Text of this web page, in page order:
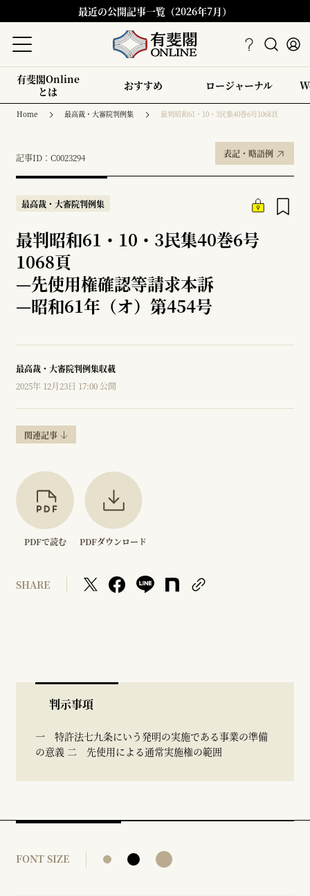
最近の公開記事一覧（2026年7月）
有斐閣Online
とは
おすすめ ロージャーナル
Home 最高裁・大審院判例集 最判昭和61・10・3民集40巻6号1068頁
記事ID：C0023294 表記・略語例
最高裁・大審院判例集
最判昭和61・10・3民集40巻6号
1068頁
—先使用権確認等請求本訴
—昭和61年（オ）第454号
最高裁・大審院判例集収載
2025年 12月23日 17:00 公開
関連記事
PDFで読む PDFダウンロード
SHARE
判示事項
一 特許法七九条にいう発明の実施である事業の準備
の意義 二 先使用による通常実施権の範囲
FONT SIZE